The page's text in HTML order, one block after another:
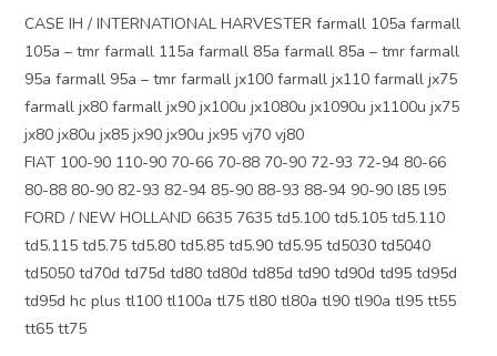
CASE IH / INTERNATIONAL HARVESTER farmall 105a farmall
105a – tmr farmall 115a farmall 85a farmall 85a – tmr farmall
95a farmall 95a – tmr farmall jx100 farmall jx110 farmall jx75
farmall jx80 farmall jx90 jx100u jx1080u jx1090u jx1100u jx75
jx80 jx80u jx85 jx90 jx90u jx95 vj70 vj80
FIAT 100-90 110-90 70-66 70-88 70-90 72-93 72-94 80-66
80-88 80-90 82-93 82-94 85-90 88-93 88-94 90-90 l85 l95
FORD / NEW HOLLAND 6635 7635 td5.100 td5.105 td5.110
td5.115 td5.75 td5.80 td5.85 td5.90 td5.95 td5030 td5040
td5050 td70d td75d td80 td80d td85d td90 td90d td95 td95d
td95d hc plus tl100 tl100a tl75 tl80 tl80a tl90 tl90a tl95 tt55
tt65 tt75